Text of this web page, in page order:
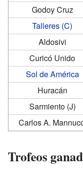
Godoy Cruz
Talleres (C)
Aldosivi
Curicó Unido
Sol de América
Huracán
Sarmiento (J)
Carlos A.
Trofeos